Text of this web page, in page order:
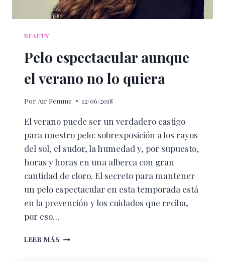
BEAUTY
Pelo espectacular aunque
el verano no lo quiera
Por Air Femme 12/06/2018
El verano puede ser un verdadero castigo
para nuestro pelo: sobrexposición a los rayos
del sol, el sudor, la humedad y, por supuesto,
horas y horas en una alberca con gran
cantidad de cloro. El secreto para mantener
un pelo espectacular en esta temporada está
en la prevención y los cuidados que reciba,
por eso…
LEER MÁS PELO